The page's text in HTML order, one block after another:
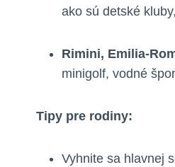
ako sú detské
Rimini, Emilia-
minigolf, vodné
Tipy pre rodiny:
Vyhnite sa hlavnej